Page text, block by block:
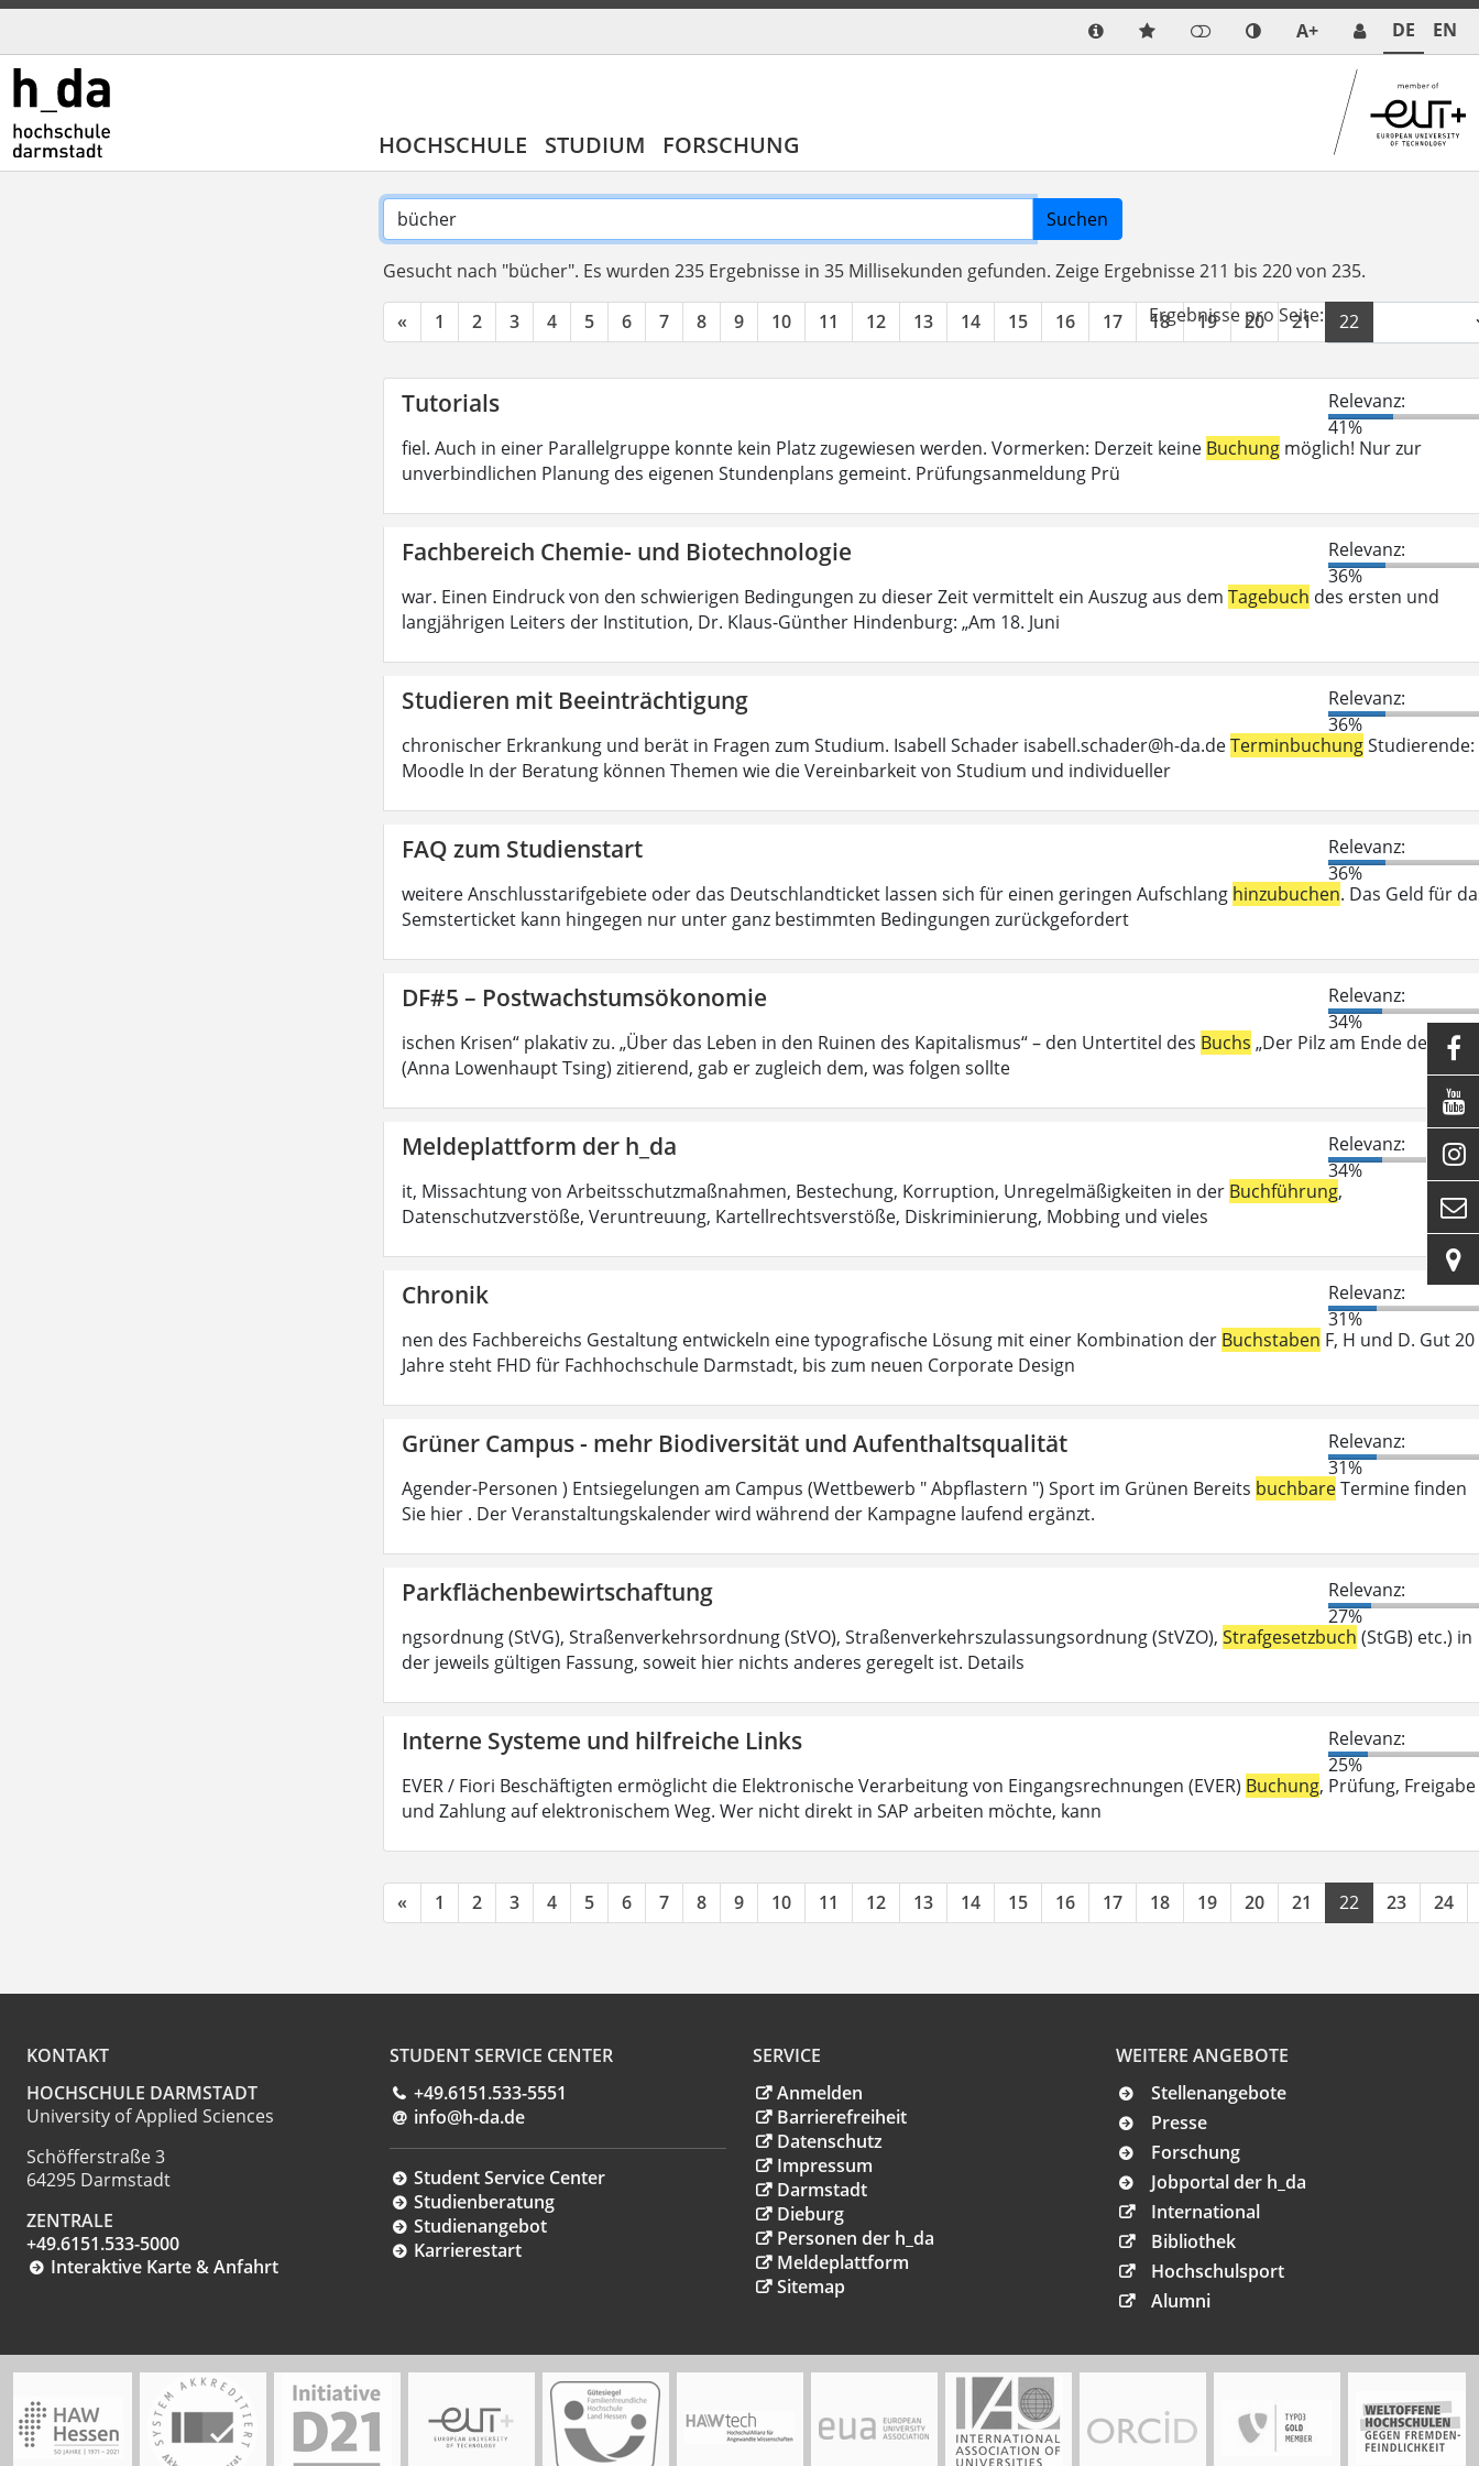
A+ DE EN
HOCHSCHULE STUDIUM FORSCHUNG
Suchen
Gesucht nach "bücher". Es wurden 235 Ergebnisse in 35 Millisekunden gefunden. Zeige Ergebnisse 211 bis 220 von 235.
« 1 2 3 4 5 6 7 8 9 10 11 12 13 14 15 16 17 18 19 20 21 22
Ergebnisse pro Seite:
Tutorials
Relevanz:
41%
fiel. Auch in einer Parallelgruppe konnte kein Platz zugewiesen werden. Vormerken: Derzeit keine Buchung möglich! Nur zur
unverbindlichen Planung des eigenen Stundenplans gemeint. Prüfungsanmeldung Prü
Fachbereich Chemie- und Biotechnologie
Relevanz:
36%
war. Einen Eindruck von den schwierigen Bedingungen zu dieser Zeit vermittelt ein Auszug aus dem Tagebuch des ersten und
langjährigen Leiters der Institution, Dr. Klaus-Günther Hindenburg: „Am 18. Juni
Studieren mit Beeinträchtigung
Relevanz:
36%
chronischer Erkrankung und berät in Fragen zum Studium. Isabell Schader isabell.schader@h-da.deTerminbuchungStudierende:
Moodle In der Beratung können Themen wie die Vereinbarkeit von Studium und individueller
FAQ zum Studienstart
Relevanz:
36%
weitere Anschlusstarifgebiete oder das Deutschlandticket lassen sich für einen geringen Aufschlang hinzubuchen. Das Geld für
Semsterticket kann hingegen nur unter ganz bestimmten Bedingungen zurückgefordert
DF#5 – Postwachstumsökonomie
Relevanz:
34%
ischen Krisen“ plakativ zu. „Über das Leben in den Ruinen des Kapitalismus“ – den Untertitel des Buchs „Der Pilz am Ende der
(Anna Lowenhaupt Tsing) zitierend, gab er zugleich dem, was folgen sollte
Meldeplattform der h_da
Relevanz:
34%
it, Missachtung von Arbeitsschutzmaßnahmen, Bestechung, Korruption, Unregelmäßigkeiten in der Buchführung,
Datenschutzverstöße, Veruntreuung, Kartellrechtsverstöße, Diskriminierung, Mobbing und vieles
Chronik
Relevanz:
31%
nen des Fachbereichs Gestaltung entwickeln eine typografische Lösung mit einer Kombination der Buchstaben F, H und D. Gut 20
Jahre steht FHD für Fachhochschule Darmstadt, bis zum neuen Corporate Design
Grüner Campus - mehr Biodiversität und Aufenthaltsqualität
Relevanz:
31%
Agender-Personen ) Entsiegelungen am Campus (Wettbewerb " Abpflastern ") Sport im Grünen Bereits buchbareTermine finden
Sie hier . Der Veranstaltungskalender wird während der Kampagne laufend ergänzt.
Parkflächenbewirtschaftung
Relevanz:
27%
ngsordnung (StVG), Straßenverkehrsordnung (StVO), Straßenverkehrszulassungsordnung (StVZO), Strafgesetzbuch (StGB) etc.) in
der jeweils gültigen Fassung, soweit hier nichts anderes geregelt ist. Details
Interne Systeme und hilfreiche Links
Relevanz:
25%
EVER / Fiori Beschäftigten ermöglicht die Elektronische Verarbeitung von Eingangsrechnungen (EVER) Buchung, Prüfung, Freigabe
und Zahlung auf elektronischem Weg. Wer nicht direkt in SAP arbeiten möchte, kann
« 1 2 3 4 5 6 7 8 9 10 11 12 13 14 15 16 17 18 19 20 21 22 23 24
KONTAKT
HOCHSCHULE DARMSTADT
University of Applied Sciences
Schöfferstraße 3
64295 Darmstadt
ZENTRALE
+49.6151.533-5000
Interaktive Karte & Anfahrt
STUDENT SERVICE CENTER
+49.6151.533-5551
info@h-da.de
Student Service Center
Studienberatung
Studienangebot
Karrierestart
SERVICE
Anmelden
Barrierefreiheit
Datenschutz
Impressum
Darmstadt
Dieburg
Personen der h_da
Meldeplattform
Sitemap
WEITERE ANGEBOTE
Stellenangebote
Presse
Forschung
Jobportal der h_da
International
Bibliothek
Hochschulsport
Alumni




